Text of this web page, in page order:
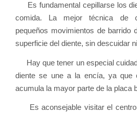
Es fundamental cepillarse los
comida. La mejor técnica de
pequeños movimientos de barrido
superficie del diente, sin descuidar
Hay que tener un especial
diente se une a la encía, ya que
acumula la mayor parte de la placa
Es aconsejable visitar el centro